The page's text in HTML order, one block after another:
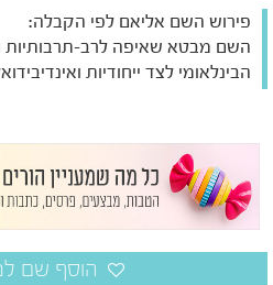
פירוש השם אליאם לפי הקבלה:
השם מבטא שאיפה לרב-תרבותיות
הבינלאומי לצד ייחודיות